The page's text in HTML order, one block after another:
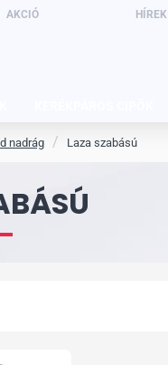
AKCIÓ HÍREK
nadrág Laza szabású